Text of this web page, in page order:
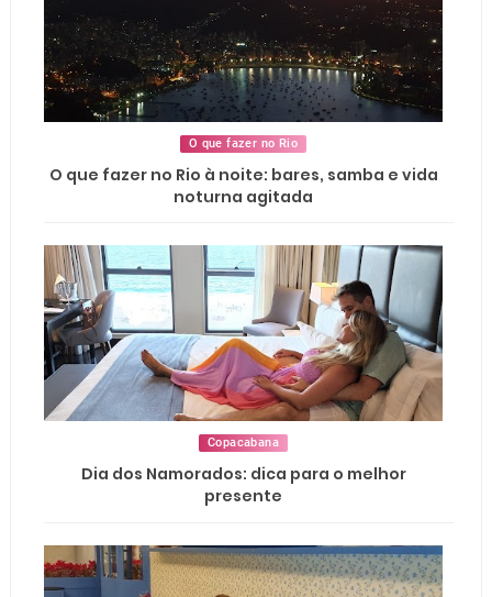
O que fazer no Rio
O que fazer no Rio à noite: bares, samba e vida
noturna agitada
Copacabana
Dia dos Namorados: dica para o melhor
presente